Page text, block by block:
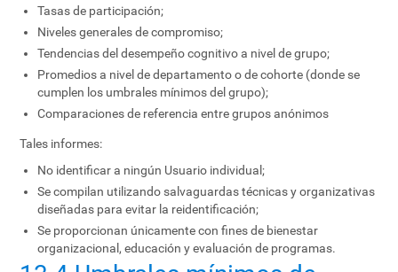
Tasas de participación;
Niveles generales de compromiso;
Tendencias del desempeño cognitivo a nivel de grupo;
Promedios a nivel de departamento o de cohorte (donde se
cumplen los umbrales mínimos del grupo);
Comparaciones de referencia entre grupos anónimos
Tales informes:
No identificar a ningún Usuario individual;
Se compilan utilizando salvaguardas técnicas y organizativas
diseñadas para evitar la reidentificación;
Se proporcionan únicamente con fines de bienestar
organizacional, educación y evaluación de programas.